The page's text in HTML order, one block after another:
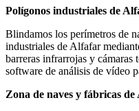
Polígonos industriales de
Blindamos los perímetros de
industriales de Alfafar
barreras infrarrojas y cámaras
software de análisis de vídeo
Zona de naves y fábricas